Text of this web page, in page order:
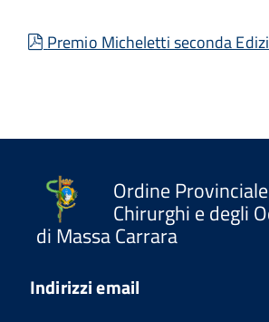
pdf
Premio Micheletti seconda
Ordine
Chirurghi e degli
di Massa Carrara
Indirizzi email